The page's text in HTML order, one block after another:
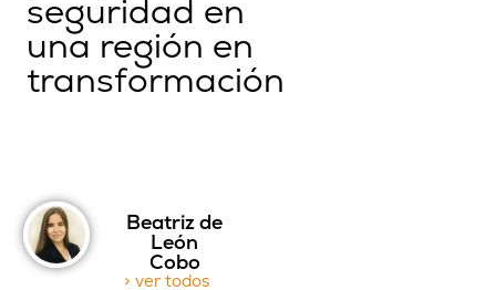
seguridad en
una región en
transformación
Beatriz de
León
Cobo
> ver todos